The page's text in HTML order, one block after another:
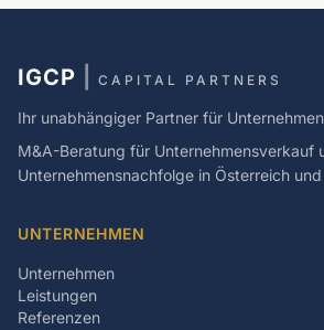
IGCP CAPITAL PARTNERS
Ihr unabhängiger Partner für
M&A-Beratung für Unternehmensverkauf
Unternehmensnachfolge in Österreich
UNTERNEHMEN
Unternehmen
Leistungen
Referenzen